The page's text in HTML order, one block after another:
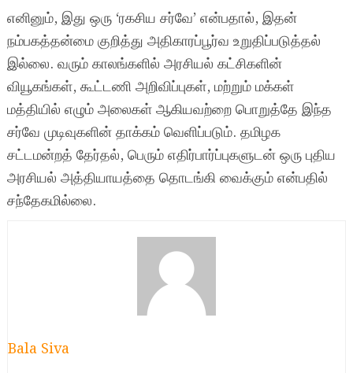
எனினும், இது ஒரு ‘ரகசிய சர்வே’ என்பதால், இதன்
நம்பகத்தன்மை குறித்து அதிகாரப்பூர்வ உறுதிப்படுத்தல்
இல்லை. வரும் காலங்களில் அரசியல் கட்சிகளின்
வியூகங்கள், கூட்டணி அறிவிப்புகள், மற்றும் மக்கள்
மத்தியில் எழும் அலைகள் ஆகியவற்றை பொறுத்தே இந்த
சர்வே முடிவுகளின் தாக்கம் வெளிப்படும். தமிழக
சட்டமன்றத் தேர்தல், பெரும் எதிர்பார்ப்புகளுடன் ஒரு புதிய
அரசியல் அத்தியாயத்தை தொடங்கி வைக்கும் என்பதில்
சந்தேகமில்லை.
Bala Siva